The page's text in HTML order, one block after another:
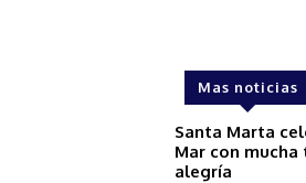
Mas noticias
Santa Marta
Mar con
alegría